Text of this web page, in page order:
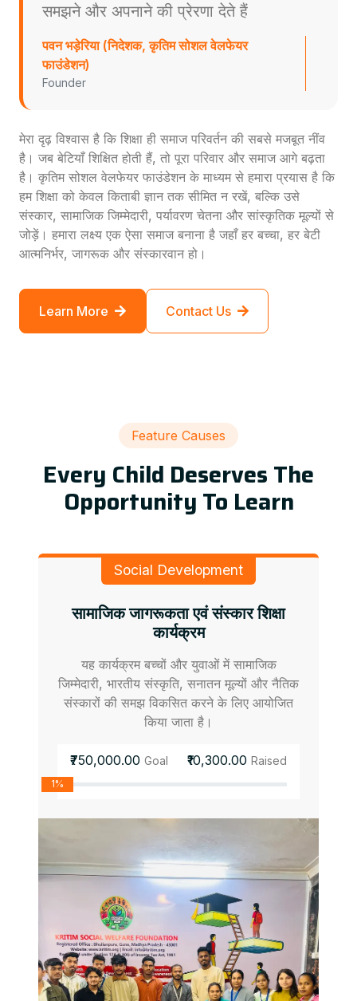
समझने और अपनाने की प्रेरणा देते हैं
पवन भड़ेरिया (निदेशक, कृतिम सोशल वेलफेयर
फाउंडेशन)
Founder
मेरा दृढ़ विश्वास है कि शिक्षा ही समाज परिवर्तन की सबसे मजबूत नींव
है। जब बेटियाँ शिक्षित होती हैं, तो पूरा परिवार और समाज आगे बढ़ता
है। कृतिम सोशल वेलफेयर फाउंडेशन के माध्यम से हमारा प्रयास है कि
हम शिक्षा को केवल किताबी ज्ञान तक सीमित न रखें, बल्कि उसे
संस्कार, सामाजिक जिम्मेदारी, पर्यावरण चेतना और सांस्कृतिक मूल्यों से
जोड़ें। हमारा लक्ष्य एक ऐसा समाज बनाना है जहाँ हर बच्चा, हर बेटी
आत्मनिर्भर, जागरूक और संस्कारवान हो।
Learn More Contact Us
Feature Causes
Every Child Deserves The
Opportunity To Learn
Social Development
सामाजिक जागरूकता एवं संस्कार शिक्षा
कार्यक्रम
यह कार्यक्रम बच्चों और युवाओं में सामाजिक
जिम्मेदारी, भारतीय संस्कृति, सनातन मूल्यों और नैतिक
संस्कारों की समझ विकसित करने के लिए आयोजित
किया जाता है।
₹750,000.00 Goal ₹10,300.00 Raised
1%